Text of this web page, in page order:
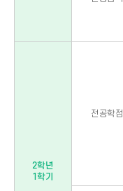
2학년
1학기
전공학점